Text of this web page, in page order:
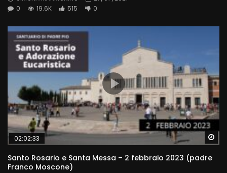
0
19.6K 515 0
02:02:33
Santo Rosario e Santa Messa – 2 febbraio 2023 (padre
Franco Moscone)